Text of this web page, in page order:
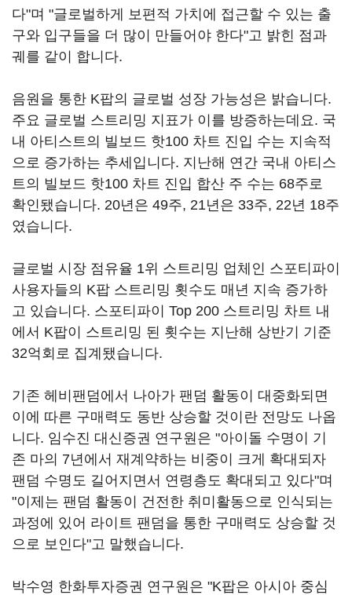
다"며 "글로벌하게 보편적 가치에 접근할 수 있는 출
구와 입구들을 더 많이 만들어야 한다"고 밝힌 점과
궤를 같이 합니다.
음원을 통한 K팝의 글로벌 성장 가능성은 밝습니다.
주요 글로벌 스트리밍 지표가 이를 방증하는데요. 국
내 아티스트의 빌보드 핫100 차트 진입 수는 지속적
으로 증가하는 추세입니다. 지난해 연간 국내 아티스
트의 빌보드 핫100 차트 진입 합산 주 수는 68주로
확인됐습니다. 20년은 49주, 21년은 33주, 22년 18주
였습니다.
글로벌 시장 점유율 1위 스트리밍 업체인 스포티파이
사용자들의 K팝 스트리밍 횟수도 매년 지속 증가하
고 있습니다. 스포티파이 Top 200 스트리밍 차트 내
에서 K팝이 스트리밍 된 횟수는 지난해 상반기 기준
32억회로 집계됐습니다.
기존 헤비팬덤에서 나아가 팬덤 활동이 대중화되면
이에 따른 구매력도 동반 상승할 것이란 전망도 나옵
니다. 임수진 대신증권 연구원은 "아이돌 수명이 기
존 마의 7년에서 재계약하는 비중이 크게 확대되자
팬덤 수명도 길어지면서 연령층도 확대되고 있다"며
"이제는 팬덤 활동이 건전한 취미활동으로 인식되는
과정에 있어 라이트 팬덤을 통한 구매력도 상승할 것
으로 보인다"고 말했습니다.
박수영 한화투자증권 연구원은 "K팝은 아시아 중심